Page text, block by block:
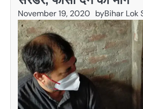
November 19, 2020 byBihar Lok